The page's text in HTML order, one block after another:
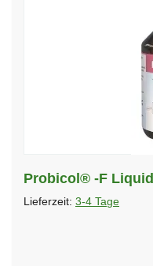
Probicol® -F
Lieferzeit: 3-4 Tage